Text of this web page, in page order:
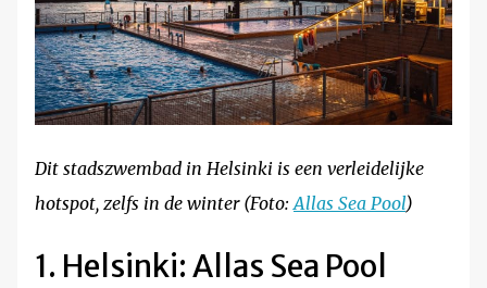
Dit stadszwembad in Helsinki is een verleidelijke
hotspot, zelfs in de winter (Foto:Allas Sea Pool)
1. Helsinki: Allas Sea Pool